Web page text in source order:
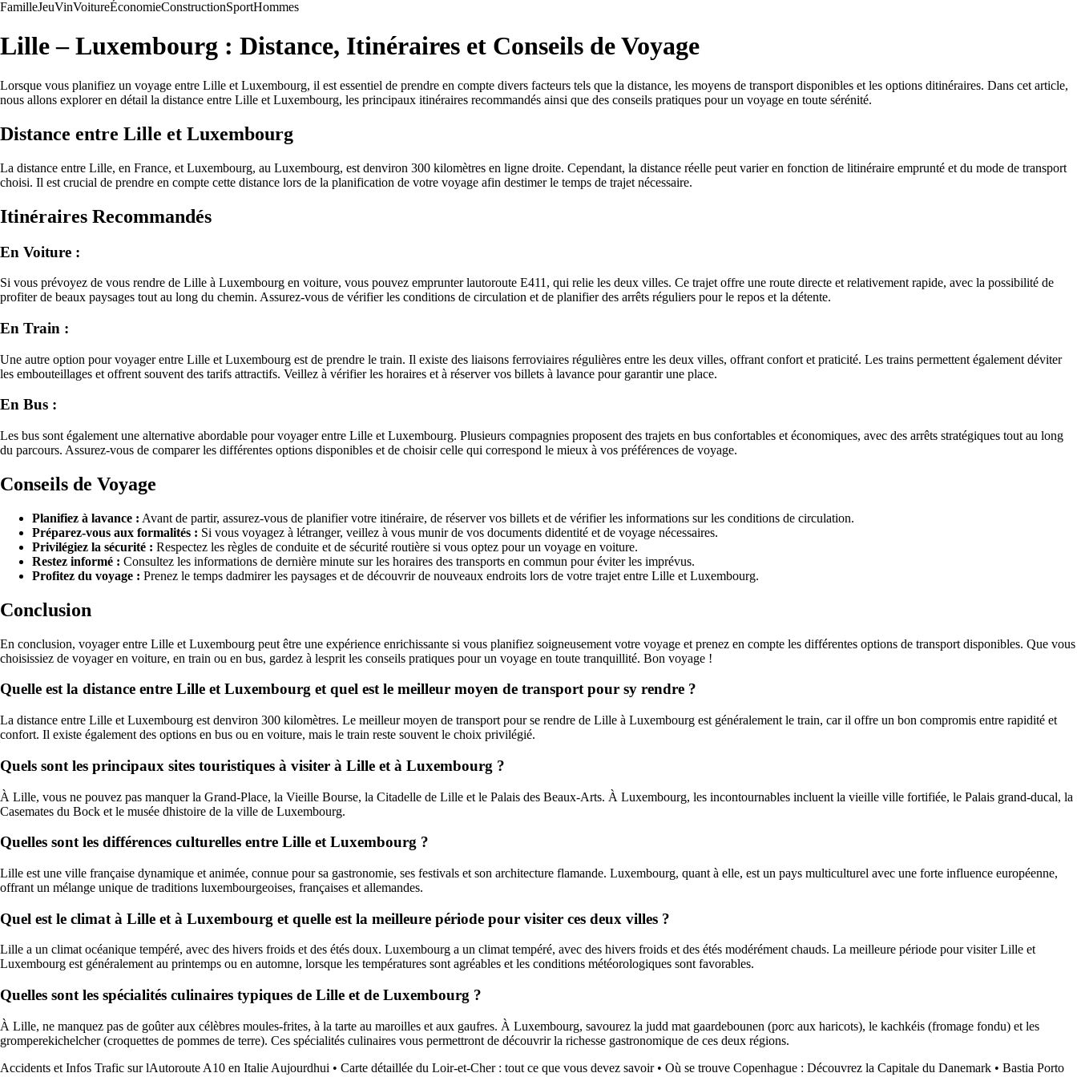
FamilleJeuVinVoitureÉconomieConstructionSportHommes
Lille – Luxembourg : Distance, Itinéraires et Conseils de Voyage
Lorsque vous planifiez un voyage entre Lille et Luxembourg, il est essentiel de prendre en compte divers facteurs tels que la distance, les moyens de transport disponibles et les options ditinéraires. Dans cet article,
nous allons explorer en détail la distance entre Lille et Luxembourg, les principaux itinéraires recommandés ainsi que des conseils pratiques pour un voyage en toute sérénité.
Distance entre Lille et Luxembourg
La distance entre Lille, en France, et Luxembourg, au Luxembourg, est denviron 300 kilomètres en ligne droite. Cependant, la distance réelle peut varier en fonction de litinéraire emprunté et du mode de transport
choisi. Il est crucial de prendre en compte cette distance lors de la planification de votre voyage afin destimer le temps de trajet nécessaire.
Itinéraires Recommandés
En Voiture :
Si vous prévoyez de vous rendre de Lille à Luxembourg en voiture, vous pouvez emprunter lautoroute E411, qui relie les deux villes. Ce trajet offre une route directe et relativement rapide, avec la possibilité de
profiter de beaux paysages tout au long du chemin. Assurez-vous de vérifier les conditions de circulation et de planifier des arrêts réguliers pour le repos et la détente.
En Train :
Une autre option pour voyager entre Lille et Luxembourg est de prendre le train. Il existe des liaisons ferroviaires régulières entre les deux villes, offrant confort et praticité. Les trains permettent également déviter
les embouteillages et offrent souvent des tarifs attractifs. Veillez à vérifier les horaires et à réserver vos billets à lavance pour garantir une place.
En Bus :
Les bus sont également une alternative abordable pour voyager entre Lille et Luxembourg. Plusieurs compagnies proposent des trajets en bus confortables et économiques, avec des arrêts stratégiques tout au long
du parcours. Assurez-vous de comparer les différentes options disponibles et de choisir celle qui correspond le mieux à vos préférences de voyage.
Conseils de Voyage
Planifiez à lavance : Avant de partir, assurez-vous de planifier votre itinéraire, de réserver vos billets et de vérifier les informations sur les conditions de circulation.
Préparez-vous aux formalités : Si vous voyagez à létranger, veillez à vous munir de vos documents didentité et de voyage nécessaires.
Privilégiez la sécurité : Respectez les règles de conduite et de sécurité routière si vous optez pour un voyage en voiture.
Restez informé : Consultez les informations de dernière minute sur les horaires des transports en commun pour éviter les imprévus.
Profitez du voyage : Prenez le temps dadmirer les paysages et de découvrir de nouveaux endroits lors de votre trajet entre Lille et Luxembourg.
Conclusion
En conclusion, voyager entre Lille et Luxembourg peut être une expérience enrichissante si vous planifiez soigneusement votre voyage et prenez en compte les différentes options de transport disponibles. Que vous
choisissiez de voyager en voiture, en train ou en bus, gardez à lesprit les conseils pratiques pour un voyage en toute tranquillité. Bon voyage !
Quelle est la distance entre Lille et Luxembourg et quel est le meilleur moyen de transport pour sy rendre ?
La distance entre Lille et Luxembourg est denviron 300 kilomètres. Le meilleur moyen de transport pour se rendre de Lille à Luxembourg est généralement le train, car il offre un bon compromis entre rapidité et
confort. Il existe également des options en bus ou en voiture, mais le train reste souvent le choix privilégié.
Quels sont les principaux sites touristiques à visiter à Lille et à Luxembourg ?
À Lille, vous ne pouvez pas manquer la Grand-Place, la Vieille Bourse, la Citadelle de Lille et le Palais des Beaux-Arts. À Luxembourg, les incontournables incluent la vieille ville fortifiée, le Palais grand-ducal, la
Casemates du Bock et le musée dhistoire de la ville de Luxembourg.
Quelles sont les différences culturelles entre Lille et Luxembourg ?
Lille est une ville française dynamique et animée, connue pour sa gastronomie, ses festivals et son architecture flamande. Luxembourg, quant à elle, est un pays multiculturel avec une forte influence européenne,
offrant un mélange unique de traditions luxembourgeoises, françaises et allemandes.
Quel est le climat à Lille et à Luxembourg et quelle est la meilleure période pour visiter ces deux villes ?
Lille a un climat océanique tempéré, avec des hivers froids et des étés doux. Luxembourg a un climat tempéré, avec des hivers froids et des étés modérément chauds. La meilleure période pour visiter Lille et
Luxembourg est généralement au printemps ou en automne, lorsque les températures sont agréables et les conditions météorologiques sont favorables.
Quelles sont les spécialités culinaires typiques de Lille et de Luxembourg ?
À Lille, ne manquez pas de goûter aux célèbres moules-frites, à la tarte au maroilles et aux gaufres. À Luxembourg, savourez la judd mat gaardebounen (porc aux haricots), le kachkéis (fromage fondu) et les
gromperekichelcher (croquettes de pommes de terre). Ces spécialités culinaires vous permettront de découvrir la richesse gastronomique de ces deux régions.
Accidents et Infos Trafic sur lAutoroute A10 en Italie Aujourdhui • Carte détaillée du Loir-et-Cher : tout ce que vous devez savoir• Où se trouve Copenhague : Découvrez la Capitale du Danemark • Bastia Porto